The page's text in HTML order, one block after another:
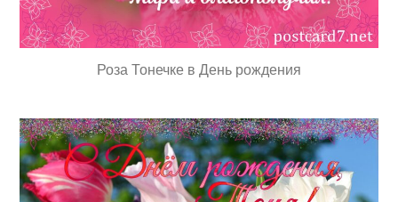
Роза Тонечке в День рождения